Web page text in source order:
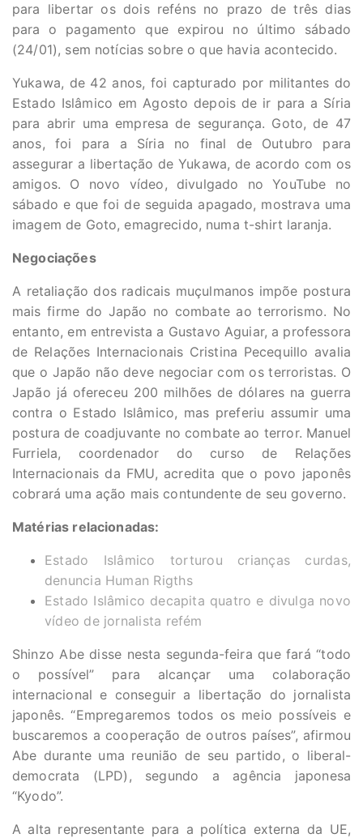
para libertar os dois reféns no prazo de três dias
para o pagamento que expirou no último sábado
(24/01), sem notícias sobre o que havia acontecido.
Yukawa, de 42 anos, foi capturado por militantes do
Estado Islâmico em Agosto depois de ir para a Síria
para abrir uma empresa de segurança. Goto, de 47
anos, foi para a Síria no final de Outubro para
assegurar a libertação de Yukawa, de acordo com os
amigos. O novo vídeo, divulgado no YouTube no
sábado e que foi de seguida apagado, mostrava uma
imagem de Goto, emagrecido, numa t-shirt laranja.
Negociações
A retaliação dos radicais muçulmanos impõe postura
mais firme do Japão no combate ao terrorismo. No
entanto, em entrevista a Gustavo Aguiar, a professora
de Relações Internacionais Cristina Pecequillo avalia
que o Japão não deve negociar com os terroristas. O
Japão já ofereceu 200 milhões de dólares na guerra
contra o Estado Islâmico, mas preferiu assumir uma
postura de coadjuvante no combate ao terror. Manuel
Furriela, coordenador do curso de Relações
Internacionais da FMU, acredita que o povo japonês
cobrará uma ação mais contundente de seu governo.
Matérias relacionadas:
Estado Islâmico torturou crianças curdas,
denuncia Human Rigths
Estado Islâmico decapita quatro e divulga novo
vídeo de jornalista refém
Shinzo Abe disse nesta segunda-feira que fará “todo
o possível” para alcançar uma colaboração
internacional e conseguir a libertação do jornalista
japonês. “Empregaremos todos os meio possíveis e
buscaremos a cooperação de outros países”, afirmou
Abe durante uma reunião de seu partido, o liberal-
democrata (LPD), segundo a agência japonesa
“Kyodo”.
A alta representante para a política externa da UE,